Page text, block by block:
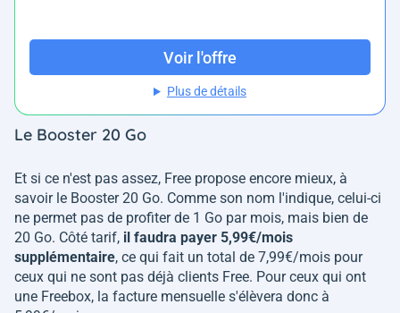
Voir l'offre
Plus de détails
Le Booster 20 Go
Et si ce n'est pas assez, Free propose encore mieux, à
savoir le Booster 20 Go. Comme son nom l'indique, celui-ci
ne permet pas de profiter de 1 Go par mois, mais bien de
20 Go. Côté tarif, il faudra payer 5,99€/mois
supplémentaire, ce qui fait un total de 7,99€/mois pour
ceux qui ne sont pas déjà clients Free. Pour ceux qui ont
une Freebox, la facture mensuelle s'élèvera donc à